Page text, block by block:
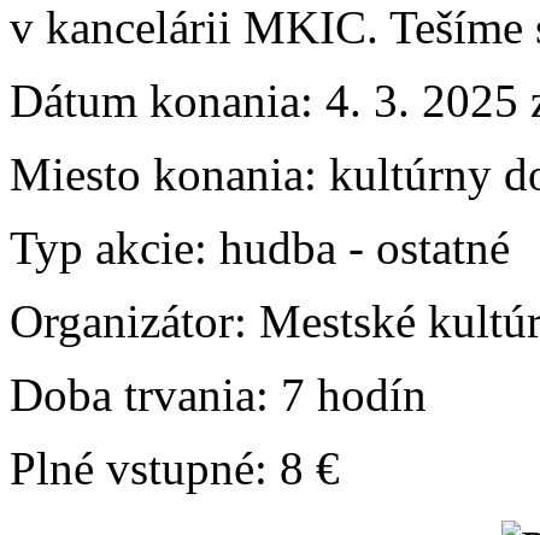
v kancelárii MKIC. Tešíme
Dátum konania: 4. 3. 2025
Miesto konania: kultúrny
Typ akcie: hudba - ostatné
Organizátor: Mestské
Doba trvania: 7 hodín
Plné vstupné: 8 €